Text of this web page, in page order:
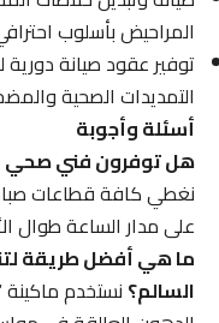
المراحيض بأسلوب
توفير عقود صيانة دورية
التمديدات الصحية
أسئلة وأجوبة
هل توفرون فني صحي في قطعة 1
على مدار الساعة طوال
ما هي أفضل طريقة
السالم؟نستخدم ماكينة